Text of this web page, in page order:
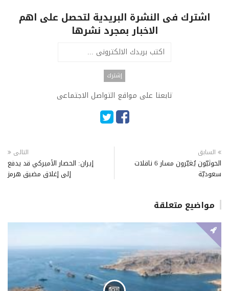
اشترك فى النشرة البريدية لتحصل على اهم
الاخبار بمجرد نشرها
تابعنا على مواقع التواصل الاجتماعى
السابق
الحوثيّون يُغيّرون مسار 6 ناقلات
سعوديّة
التالى
إيران: الحصار الأميركي قد يدفع
إلى إغلاق مضيق هرمز
مواضيع متعلقة